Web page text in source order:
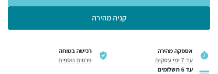
קניה מהירה
אספקה מהירה
עד 7 ימי עסקים
רכישה בטוחה
פרטים נוספים
עד 6 תשלומים